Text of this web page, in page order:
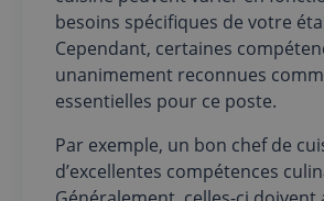
besoins spécifiques de votre
Cependant, certaines
unanimement reconnues
essentielles pour ce poste.
Par exemple, un bon chef de
d’excellentes compétences